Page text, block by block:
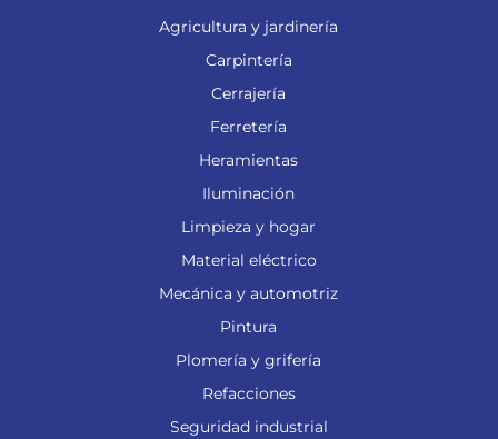
Agricultura y jardinería
Carpintería
Cerrajería
Ferretería
Heramientas
Iluminación
Limpieza y hogar
Material eléctrico
Mecánica y automotriz
Pintura
Plomería y grifería
Refacciones
Seguridad industrial